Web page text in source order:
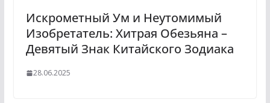
Искрометный Ум и Неутомимый
Изобретатель: Хитрая Обезьяна –
Девятый Знак Китайского Зодиака
28.06.2025